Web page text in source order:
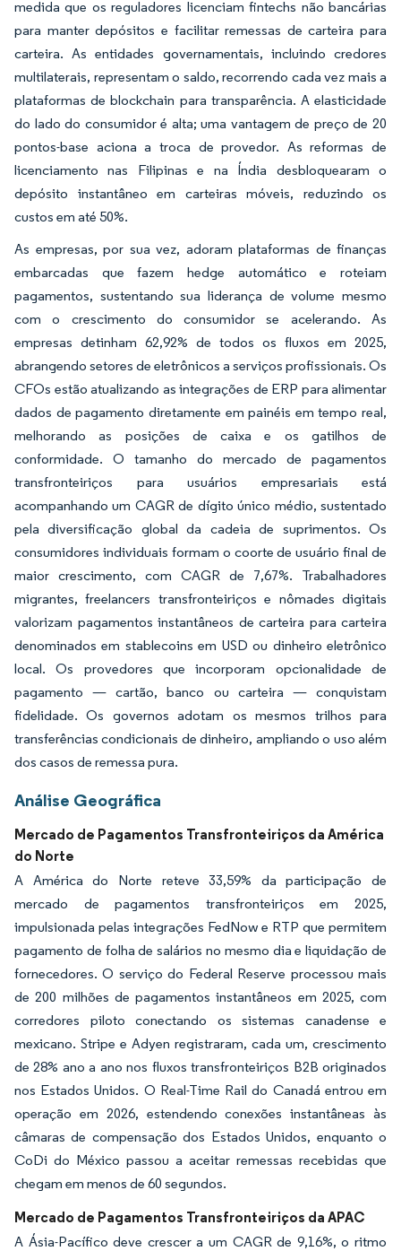
medida que os reguladores licenciam fintechs não bancárias
para manter depósitos e facilitar remessas de carteira para
carteira. As entidades governamentais, incluindo credores
multilaterais, representam o saldo, recorrendo cada vez mais a
plataformas de blockchain para transparência. A elasticidade
do lado do consumidor é alta; uma vantagem de preço de 20
pontos-base aciona a troca de provedor. As reformas de
licenciamento nas Filipinas e na Índia desbloquearam o
depósito instantâneo em carteiras móveis, reduzindo os
custos em até 50%.
As empresas, por sua vez, adoram plataformas de finanças
embarcadas que fazem hedge automático e roteiam
pagamentos, sustentando sua liderança de volume mesmo
com o crescimento do consumidor se acelerando. As
empresas detinham 62,92% de todos os fluxos em 2025,
abrangendo setores de eletrônicos a serviços profissionais. Os
CFOs estão atualizando as integrações de ERP para alimentar
dados de pagamento diretamente em painéis em tempo real,
melhorando as posições de caixa e os gatilhos de
conformidade. O tamanho do mercado de pagamentos
transfronteiriços para usuários empresariais está
acompanhando um CAGR de dígito único médio, sustentado
pela diversificação global da cadeia de suprimentos. Os
consumidores individuais formam o coorte de usuário final de
maior crescimento, com CAGR de 7,67%. Trabalhadores
migrantes, freelancers transfronteiriços e nômades digitais
valorizam pagamentos instantâneos de carteira para carteira
denominados em stablecoins em USD ou dinheiro eletrônico
local. Os provedores que incorporam opcionalidade de
pagamento — cartão, banco ou carteira — conquistam
fidelidade. Os governos adotam os mesmos trilhos para
transferências condicionais de dinheiro, ampliando o uso além
dos casos de remessa pura.
Análise Geográfica
Mercado de Pagamentos Transfronteiriços da América
do Norte
A América do Norte reteve 33,59% da participação de
mercado de pagamentos transfronteiriços em 2025,
impulsionada pelas integrações FedNow e RTP que permitem
pagamento de folha de salários no mesmo dia e liquidação de
fornecedores. O serviço do Federal Reserve processou mais
de 200 milhões de pagamentos instantâneos em 2025, com
corredores piloto conectando os sistemas canadense e
mexicano. Stripe e Adyen registraram, cada um, crescimento
de 28% ano a ano nos fluxos transfronteiriços B2B originados
nos Estados Unidos. O Real-Time Rail do Canadá entrou em
operação em 2026, estendendo conexões instantâneas às
câmaras de compensação dos Estados Unidos, enquanto o
CoDi do México passou a aceitar remessas recebidas que
chegam em menos de 60 segundos.
Mercado de Pagamentos Transfronteiriços da APAC
A Ásia-Pacífico deve crescer a um CAGR de 9,16%, o ritmo